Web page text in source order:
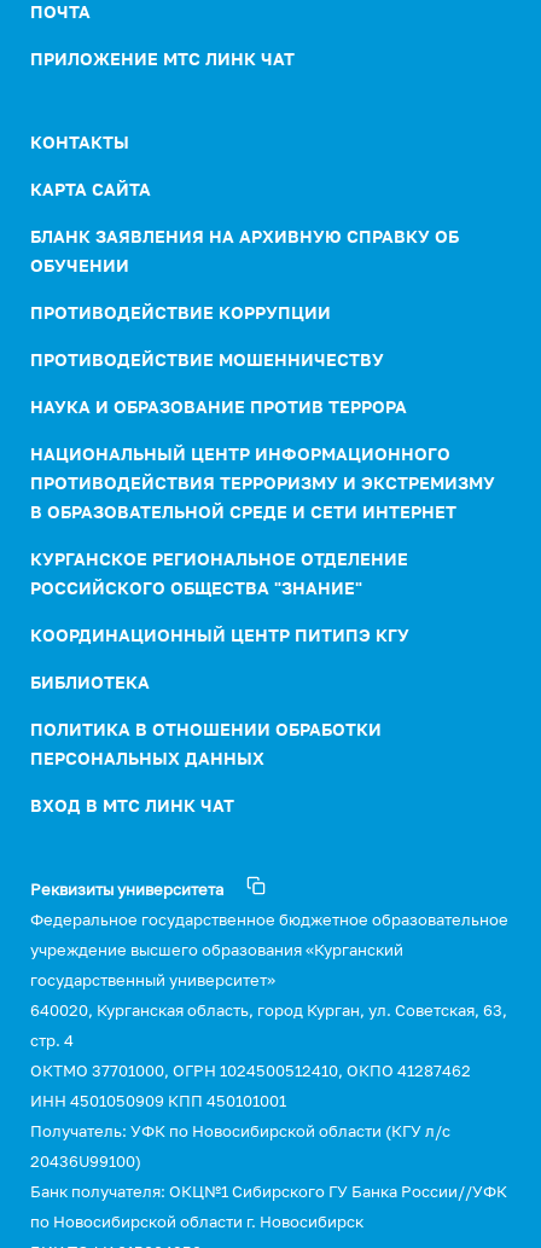
ПОЧТА
ПРИЛОЖЕНИЕ МТС ЛИНК ЧАТ
КОНТАКТЫ
КАРТА САЙТА
БЛАНК ЗАЯВЛЕНИЯ НА АРХИВНУЮ СПРАВКУ ОБ
ОБУЧЕНИИ
ПРОТИВОДЕЙСТВИЕ КОРРУПЦИИ
ПРОТИВОДЕЙСТВИЕ МОШЕННИЧЕСТВУ
НАУКА И ОБРАЗОВАНИЕ ПРОТИВ ТЕРРОРА
НАЦИОНАЛЬНЫЙ ЦЕНТР ИНФОРМАЦИОННОГО
ПРОТИВОДЕЙСТВИЯ ТЕРРОРИЗМУ И ЭКСТРЕМИЗМУ
В ОБРАЗОВАТЕЛЬНОЙ СРЕДЕ И СЕТИ ИНТЕРНЕТ
КУРГАНСКОЕ РЕГИОНАЛЬНОЕ ОТДЕЛЕНИЕ
РОССИЙСКОГО ОБЩЕСТВА "ЗНАНИЕ"
КООРДИНАЦИОННЫЙ ЦЕНТР ПИТИПЭ КГУ
БИБЛИОТЕКА
ПОЛИТИКА В ОТНОШЕНИИ ОБРАБОТКИ
ПЕРСОНАЛЬНЫХ ДАННЫХ
ВХОД В МТС ЛИНК ЧАТ
Реквизиты университета
Федеральное государственное бюджетное образовательное
учреждение высшего образования «Курганский
государственный университет»
640020, Курганская область, город Курган, ул. Советская, 63,
стр. 4
ОКТМО 37701000, ОГРН 1024500512410, ОКПО 41287462
ИНН 4501050909 КПП 450101001
Получатель: УФК по Новосибирской области (КГУ л/с
20436U99100)
Банк получателя: ОКЦ№1 Сибирского ГУ Банка России//УФК
по Новосибирской области г. Новосибирск